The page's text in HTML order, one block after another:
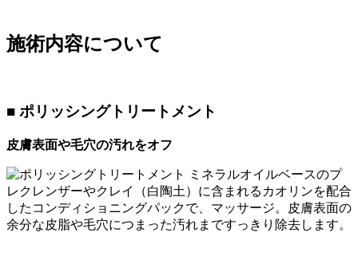
施術内容について
■ ポリッシングトリートメント
皮膚表面や毛穴の汚れをオフ
ミネラルオイルベースのプ
レクレンザーやクレイ（白陶土）に含まれるカオリンを配合
したコンディショニングパックで、マッサージ。皮膚表面の
余分な皮脂や毛穴につまった汚れまですっきり除去します。